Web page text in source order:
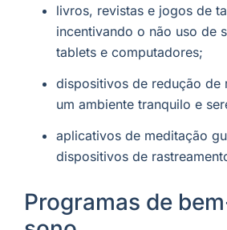
livros, revistas e jogos de
incentivando o não uso de
tablets e computadores;
dispositivos de redução de
um ambiente tranquilo e
aplicativos de meditação
dispositivos de
Programas de